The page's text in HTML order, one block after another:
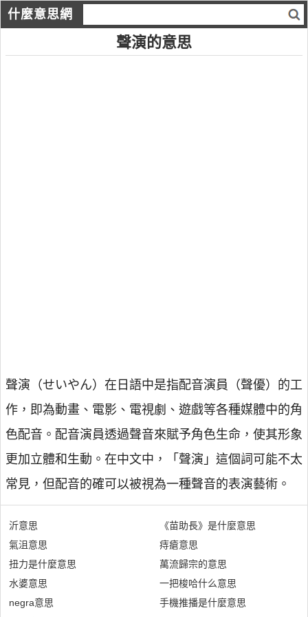
什麼意思網
聲演的意思
聲演（せいやん）在日語中是指配音演員（聲優）的工
作，即為動畫、電影、電視劇、遊戲等各種媒體中的角
色配音。配音演員透過聲音來賦予角色生命，使其形象
更加立體和生動。在中文中，「聲演」這個詞可能不太
常見，但配音的確可以被視為一種聲音的表演藝術。
沂意思
氣沮意思
扭力是什麼意思
水婆意思
negra意思
《苗助長》是什麼意思
痔瘡意思
萬流歸宗的意思
一把梭哈什么意思
手機推播是什麼意思